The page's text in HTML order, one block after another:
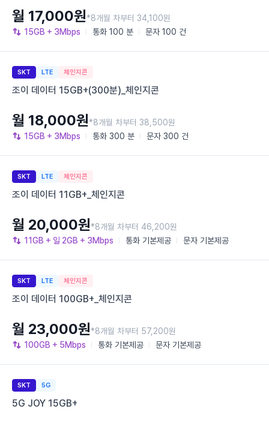
15GB + 3Mbps 통화 100 분 문자 100 건
월 17,000원*8개월 차부터 34,100원
SKT LTE 체인지콘
조이 데이터 15GB+(300분)_체인지콘
15GB + 3Mbps 통화 300 분 문자 300 건
월 18,000원*8개월 차부터 38,500원
SKT LTE 체인지콘
조이 데이터 11GB+_체인지콘
11GB + 일 2GB + 3Mbps 통화 기본제공 문자 기본제공
월 20,000원*8개월 차부터 46,200원
SKT LTE 체인지콘
조이 데이터 100GB+_체인지콘
100GB + 5Mbps 통화 기본제공 문자 기본제공
월 23,000원*8개월 차부터 57,200원
SKT 5G
5G JOY 15GB+